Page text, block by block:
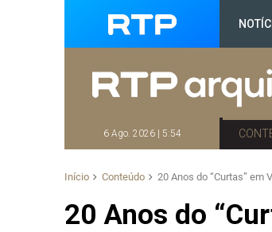
6 Ago. 2026 | 5:54
Início Conteúdo 20 Anos do “Curtas” em
20 Anos do